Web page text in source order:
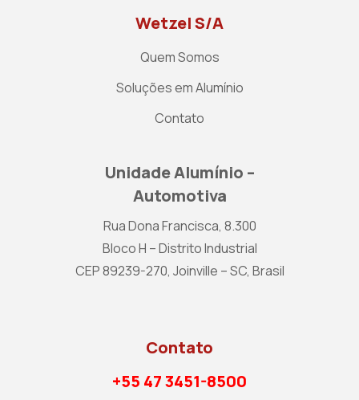
Wetzel S/A
Quem Somos
Soluções em Alumínio
Contato
Unidade Alumínio –
Automotiva
Rua Dona Francisca, 8.300
Bloco H – Distrito Industrial
CEP 89239-270, Joinville – SC, Brasil
Contato
+55 47 3451-8500